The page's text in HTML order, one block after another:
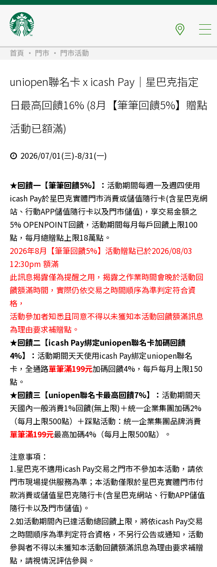
首頁 門市 門市活動
uniopen聯名卡 x icash Pay｜星巴克指定
日最高回饋16% (8月【筆筆回饋5%】贈點
活動已額滿)
2026/07/01(三)-8/31(一)
★回饋一【筆筆回饋5%】： 活動期間每週一及週四使用
icash Pay於星巴克實體門市消費或儲值隨行卡(含星巴克網
站、行動APP儲值隨行卡以及門市儲值)，享交易金額之
5% OPENPOINT回饋，活動期間每月每戶回饋上限100
點，每月總贈點上限18萬點。
2026年8月【筆筆回饋5%】活動贈點已於2026/08/03
12:30pm 額滿
此訊息揭露僅為提醒之用，揭露之作業時間會晚於活動回
饋額滿時間，實際仍依交易之時間順序為準判定符合資
格，
活動參加者知悉且同意不得以未獲知本活動回饋額滿訊息
為理由要求補贈點。
★回饋二【icash Pay綁定uniopen聯名卡加碼回饋
4%】： 活動期間天天使用icash Pay綁定uniopen聯名
卡，全通路單筆滿199元加碼回饋4%，每戶每月上限150
點。
★回饋三【uniopen聯名卡最高回饋7%】： 活動期間天
天國內一般消費1%回饋(無上限)＋統一企業集團加碼2%
（每月上限500點）＋踩點活動：統一企業集團品牌消費
單筆滿199元最高加碼4%（每月上限500點）。
1.星巴克不適用icash Pay交易之門市不參加本活動，請依
門市現場提供服務為準；本活動僅限於星巴克實體門市付
款消費或儲值星巴克隨行卡(含星巴克網站、行動APP儲值
隨行卡以及門市儲值)。
2.如活動期間內已達活動總回饋上限，將依icash Pay交易
之時間順序為準判定符合資格，不另行公告或通知，活動
參與者不得以未獲知本活動回饋額滿訊息為理由要求補贈
點，請視情況評估參與。